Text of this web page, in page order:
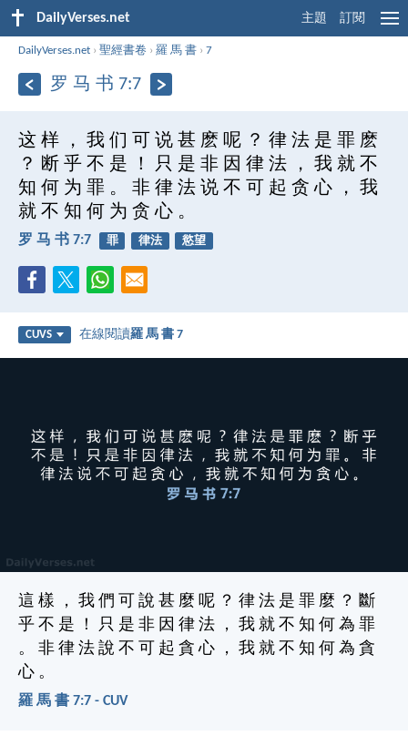
DailyVerses.net 主題 訂閱
DailyVerses.net ›聖經書卷 ›羅 馬 書 ›7
罗 马 书 7:7
这 样 ， 我 们 可 说 甚 麽 呢 ？ 律 法 是 罪 麽
？ 断 乎 不 是 ！ 只 是 非 因 律 法 ， 我 就 不
知 何 为 罪 。 非 律 法 说 不 可 起 贪 心 ， 我
就 不 知 何 为 贪 心 。
罗 马 书 7:7 罪 律法 慾望
CUVS 在線閱讀羅 馬 書 7
這 樣 ， 我 們 可 說 甚 麼 呢 ？ 律 法 是 罪 麼 ？ 斷
乎 不 是 ！ 只 是 非 因 律 法 ， 我 就 不 知 何 為 罪
。 非 律 法 說 不 可 起 貪 心 ， 我 就 不 知 何 為 貪
心 。
羅 馬 書 7:7 - CUV